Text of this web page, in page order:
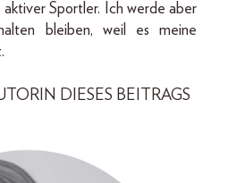
aktiver Sportler. Ich werde aber
bleiben, weil es meine
DIESES BEITRAGS